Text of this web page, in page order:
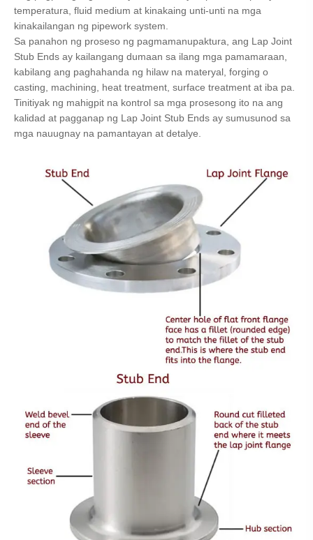
temperatura, fluid medium at kinakaing unti-unti na mga
kinakailangan ng pipework system.
Sa panahon ng proseso ng pagmamanupaktura, ang Lap Joint
Stub Ends ay kailangang dumaan sa ilang mga pamamaraan,
kabilang ang paghahanda ng hilaw na materyal, forging o
casting, machining, heat treatment, surface treatment at iba pa.
Tinitiyak ng mahigpit na kontrol sa mga prosesong ito na ang
kalidad at pagganap ng Lap Joint Stub Ends ay sumusunod sa
mga nauugnay na pamantayan at detalye.